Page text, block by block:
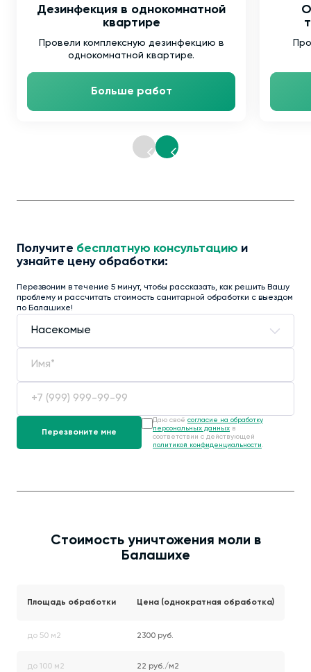
Дезинфекция в однокомнатной
квартире
Провели комплексную дезинфекцию в
однокомнатной квартире.
Больше работ
Получите бесплатную консультацию и
узнайте цену обработки:
Перезвоним в течение 5 минут, чтобы рассказать, как решить Вашу
проблему и рассчитать стоимость санитарной обработки с выездом
по Балашихе!
Даю своё согласие на обработку
персональных данных в
соответствии с действующей
политикой конфиденциальности .
Стоимость уничтожения моли в
Балашихе
Площадь обработки Цена (однократная обработка)
до 50 м2 2300 руб.
до 100 м2 22 руб./м2